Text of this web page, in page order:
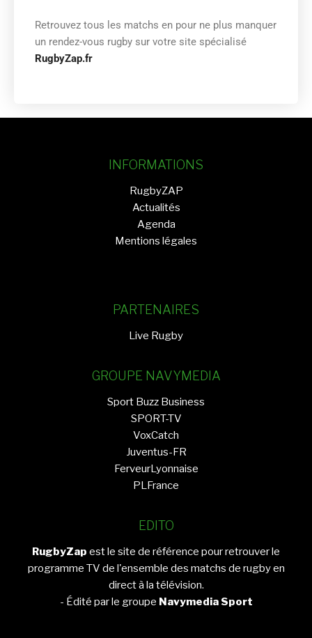
Retrouvez tous les matchs en pour ne plus manquer
un rendez-vous rugby sur votre site spécialisé
RugbyZap.fr
EDITO
RugbyZap est le site de référence pour retrouver le
programme TV de l'ensemble des matchs de rugby en
direct à la télévision.
- Édité par le groupe Navymedia Sport
INFORMATIONS
RugbyZAP
Actualités
Agenda
Mentions légales
PARTENAIRES
Live Rugby
GROUPE NAVYMEDIA
Sport Buzz Business
SPORT-TV
VoxCatch
Juventus-FR
FerveurLyonnaise
PLFrance